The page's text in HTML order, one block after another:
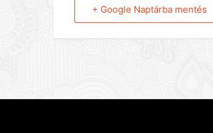
+ Google Naptárba mentés